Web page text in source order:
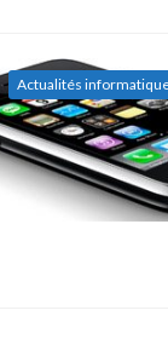
Actualités